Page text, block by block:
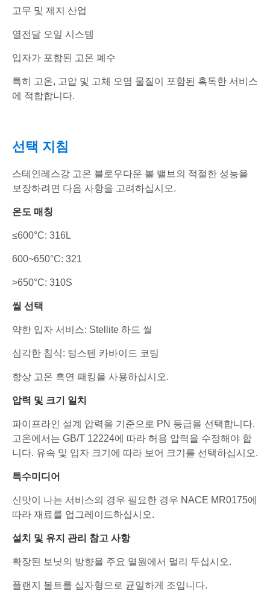
고무 및 제지 산업
열전달 오일 시스템
입자가 포함된 고온 폐수
특히 고온, 고압 및 고체 오염 물질이 포함된 혹독한 서비스
에 적합합니다.
선택 지침
스테인레스강 고온 블로우다운 볼 밸브의 적절한 성능을
보장하려면 다음 사항을 고려하십시오.
온도 매칭
≤600°C: 316L
600~650°C: 321
>650°C: 310S
씰 선택
약한 입자 서비스: Stellite 하드 씰
심각한 침식: 텅스텐 카바이드 코팅
항상 고온 흑연 패킹을 사용하십시오.
압력 및 크기 일치
파이프라인 설계 압력을 기준으로 PN 등급을 선택합니다.
고온에서는 GB/T 12224에 따라 허용 압력을 수정해야 합
니다. 유속 및 입자 크기에 따라 보어 크기를 선택하십시오.
특수미디어
신맛이 나는 서비스의 경우 필요한 경우 NACE MR0175에
따라 재료를 업그레이드하십시오.
설치 및 유지 관리 참고 사항
확장된 보닛의 방향을 주요 열원에서 멀리 두십시오.
플랜지 볼트를 십자형으로 균일하게 조입니다.